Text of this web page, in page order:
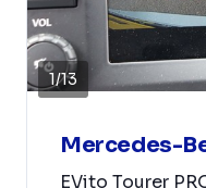
1/13
Mercedes-
EVito Tourer